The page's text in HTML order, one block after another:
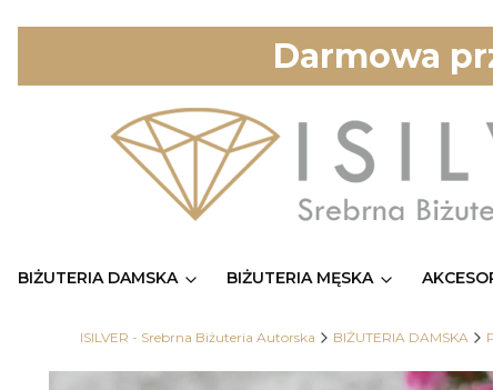
Darmowa
BIŻUTERIA DAMSKA BIŻUTERIA MĘSKA
ISILVER - Srebrna Biżuteria Autorska BIŻUTERIA DAMSKA